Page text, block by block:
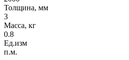
Толщина, мм
3
Масса, кг
0.8
Ед.изм
п.м.